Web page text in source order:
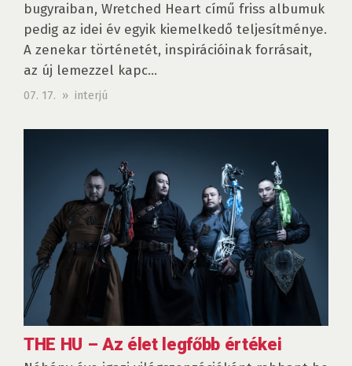
bugyraiban, Wretched Heart című friss albumuk
pedig az idei év egyik kiemelkedő teljesítménye.
A zenekar történetét, inspirációinak forrásait,
az új lemezzel kapc...
07. 17. » interjú
THE HU – Az élet legfőbb értékei